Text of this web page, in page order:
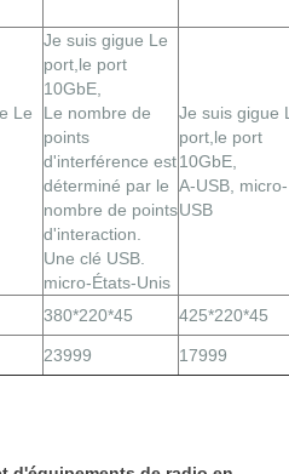
Le
Je suis gigue Le
port, le port
10GbE,
Le nombre de
points
d'interférence est
déterminé par le
nombre de points
d'interaction.
Une clé USB.
micro-États-Unis
Je suis gigue
port, le port
10GbE,
A-USB, micro-
USB
380*220*45 425*220*45
23999 17999